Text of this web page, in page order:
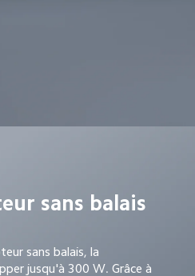
sans balais
sans balais, la
jusqu'à 300 W. Grâce à